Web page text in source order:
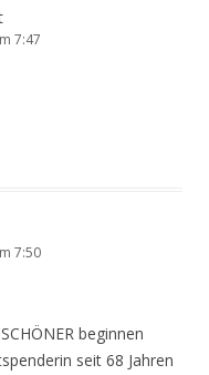
7:47
7:50
beginnen
seit 68 Jahren